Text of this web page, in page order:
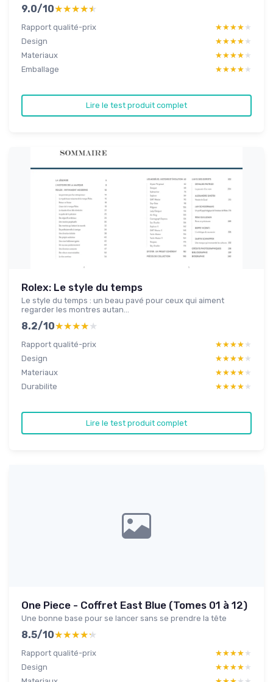
9.0/10★★★★★
★★★★★
Rapport qualité-prix ★★★★★
★★★★★
Design
★★★★★
★★★★★
Materiaux
★★★★★
★★★★★
Emballage
★★★★★
★★★★★
Lire le test produit complet
Rolex: Le style du temps
Le style du temps : un beau pavé pour ceux qui aiment
regarder les montres autan...
8.2/10★★★★★
★★★★★
Rapport qualité-prix ★★★★★
★★★★★
Design
★★★★★
★★★★★
Materiaux
★★★★★
★★★★★
Durabilite
★★★★★
★★★★★
Lire le test produit complet
One Piece - Coffret East Blue (Tomes 01 à 12)
Une bonne base pour se lancer sans se prendre la tête
8.5/10★★★★★
★★★★★
Rapport qualité-prix ★★★★★
★★★★★
Design
★★★★★
★★★★★